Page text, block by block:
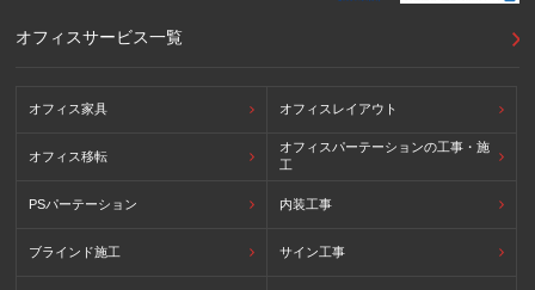
外国における個人情報の保護に関する制度等の詳細は以下をご確
認下さい。
オフィスサービス一覧
オフィス家具 オフィスレイアウト
オフィス移転
オフィスパーテーションの工事・施
工
PSパーテーション 内装工事
ブラインド施工 サイン工事